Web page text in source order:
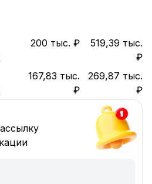
200 тыс. ₽
519,39 тыс.
₽
167,83 тыс.
₽
269,87 тыс.
₽